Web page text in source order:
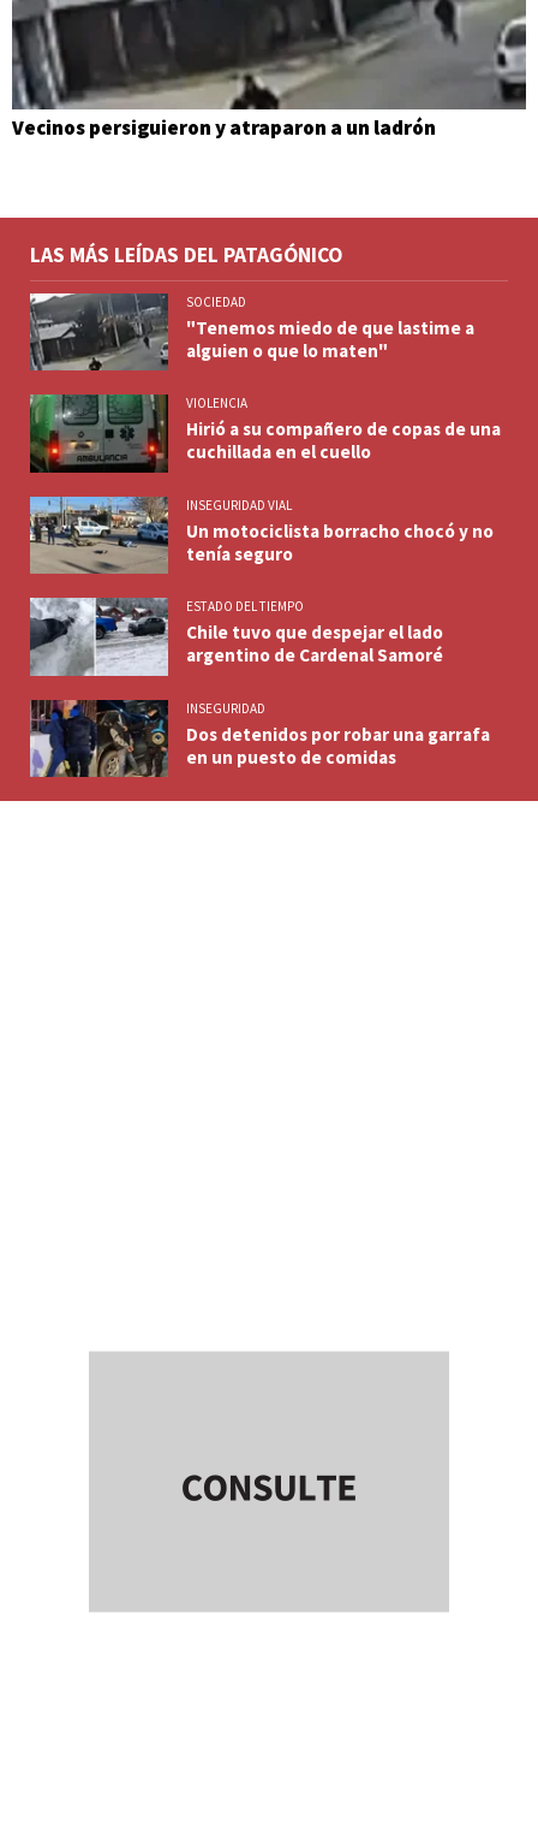
Vecinos persiguieron y atraparon a un ladrón
LAS MÁS LEÍDAS DEL PATAGÓNICO
SOCIEDAD
"Tenemos miedo de que lastime a
alguien o que lo maten"
VIOLENCIA
Hirió a su compañero de copas de una
cuchillada en el cuello
INSEGURIDAD VIAL
Un motociclista borracho chocó y no
tenía seguro
ESTADO DEL TIEMPO
Chile tuvo que despejar el lado
argentino de Cardenal Samoré
INSEGURIDAD
Dos detenidos por robar una garrafa
en un puesto de comidas